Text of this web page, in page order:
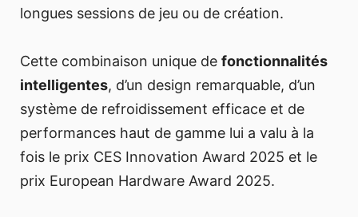
longues sessions de jeu ou de création.
Cette combinaison unique de fonctionnalités
intelligentes, d’un design remarquable, d’un
système de refroidissement efficace et de
performances haut de gamme lui a valu à la
fois le prix CES Innovation Award 2025 et le
prix European Hardware Award 2025.